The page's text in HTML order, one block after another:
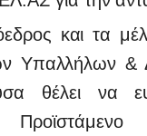
και τα μέλη
Υπαλλήλων &
θέλει να
Προϊστάμενο